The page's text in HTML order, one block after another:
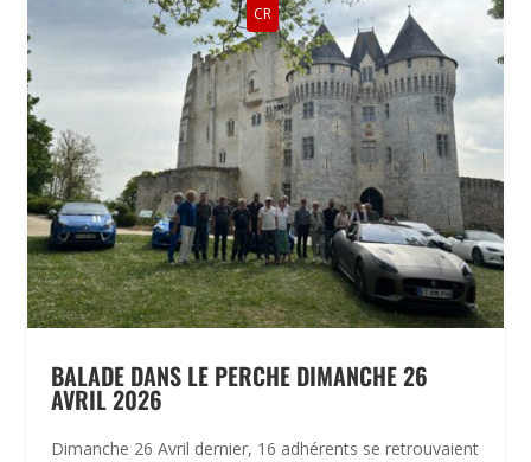
CR
BALADE DANS LE PERCHE DIMANCHE 26
AVRIL 2026
Dimanche 26 Avril dernier, 16 adhérents se retrouvaient